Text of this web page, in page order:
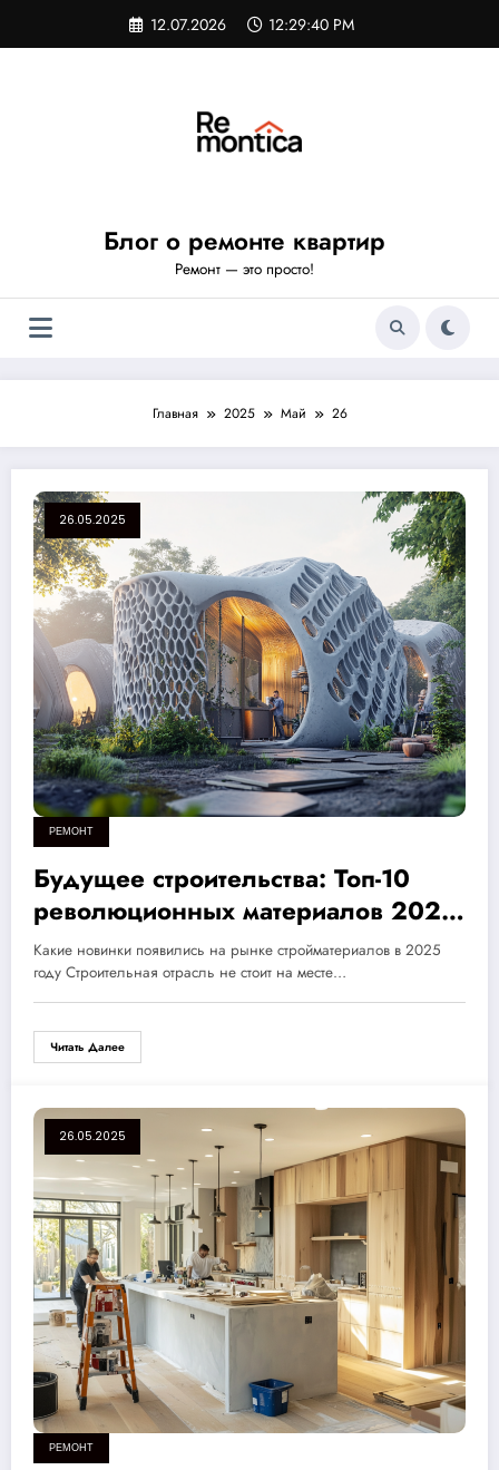
содержимому
12.07.2026 12:29:41 PM
Блог о ремонте квартир
Ремонт — это просто!
Главная 2025 Май 26
26.05.2025
РЕМОНТ
Будущее строительства: Топ-10
революционных материалов 2025
года, которые изменят рынок!
Какие новинки появились на рынке стройматериалов в 2025
году Строительная отрасль не стоит на месте…
Читать Далее
26.05.2025
РЕМОНТ